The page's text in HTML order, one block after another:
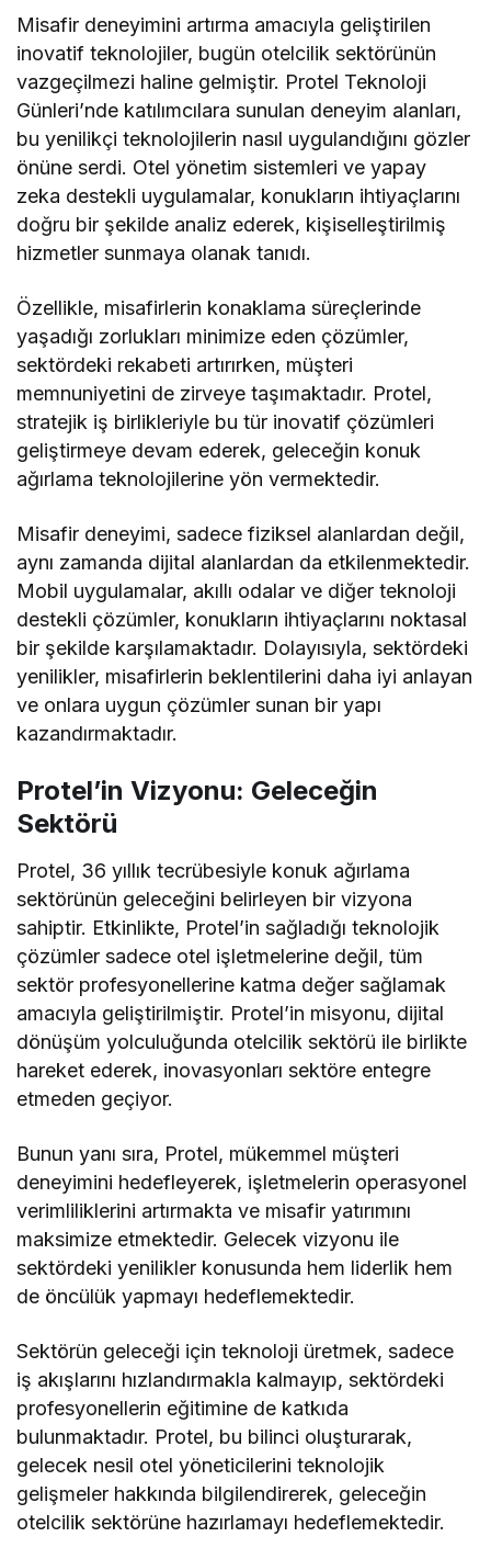
Misafir deneyimini artırma amacıyla geliştirilen
inovatif teknolojiler, bugün otelcilik sektörünün
vazgeçilmezi haline gelmiştir. Protel Teknoloji
Günleri’nde katılımcılara sunulan deneyim alanları,
bu yenilikçi teknolojilerin nasıl uygulandığını gözler
önüne serdi. Otel yönetim sistemleri ve yapay
zeka destekli uygulamalar, konukların ihtiyaçlarını
doğru bir şekilde analiz ederek, kişiselleştirilmiş
hizmetler sunmaya olanak tanıdı.
Özellikle, misafirlerin konaklama süreçlerinde
yaşadığı zorlukları minimize eden çözümler,
sektördeki rekabeti artırırken, müşteri
memnuniyetini de zirveye taşımaktadır. Protel,
stratejik iş birlikleriyle bu tür inovatif çözümleri
geliştirmeye devam ederek, geleceğin konuk
ağırlama teknolojilerine yön vermektedir.
Misafir deneyimi, sadece fiziksel alanlardan değil,
aynı zamanda dijital alanlardan da etkilenmektedir.
Mobil uygulamalar, akıllı odalar ve diğer teknoloji
destekli çözümler, konukların ihtiyaçlarını noktasal
bir şekilde karşılamaktadır. Dolayısıyla, sektördeki
yenilikler, misafirlerin beklentilerini daha iyi anlayan
ve onlara uygun çözümler sunan bir yapı
kazandırmaktadır.
Protel’in Vizyonu: Geleceğin
Sektörü
Protel, 36 yıllık tecrübesiyle konuk ağırlama
sektörünün geleceğini belirleyen bir vizyona
sahiptir. Etkinlikte, Protel’in sağladığı teknolojik
çözümler sadece otel işletmelerine değil, tüm
sektör profesyonellerine katma değer sağlamak
amacıyla geliştirilmiştir. Protel’in misyonu, dijital
dönüşüm yolculuğunda otelcilik sektörü ile birlikte
hareket ederek, inovasyonları sektöre entegre
etmeden geçiyor.
Bunun yanı sıra, Protel, mükemmel müşteri
deneyimini hedefleyerek, işletmelerin operasyonel
verimliliklerini artırmakta ve misafir yatırımını
maksimize etmektedir. Gelecek vizyonu ile
sektördeki yenilikler konusunda hem liderlik hem
de öncülük yapmayı hedeflemektedir.
Sektörün geleceği için teknoloji üretmek, sadece
iş akışlarını hızlandırmakla kalmayıp, sektördeki
profesyonellerin eğitimine de katkıda
bulunmaktadır. Protel, bu bilinci oluşturarak,
gelecek nesil otel yöneticilerini teknolojik
gelişmeler hakkında bilgilendirerek, geleceğin
otelcilik sektörüne hazırlamayı hedeflemektedir.